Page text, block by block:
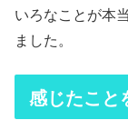
いろなことが本
ました。
感じたこと